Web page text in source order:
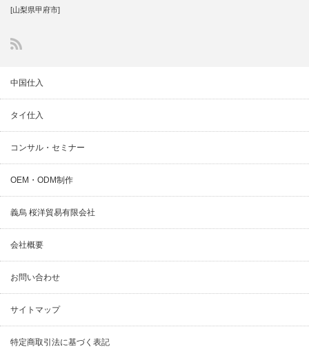
[山梨県甲府市]
中国仕入
タイ仕入
コンサル・セミナー
OEM・ODM制作
義烏 桜洋貿易有限会社
会社概要
お問い合わせ
サイトマップ
特定商取引法に基づく表記